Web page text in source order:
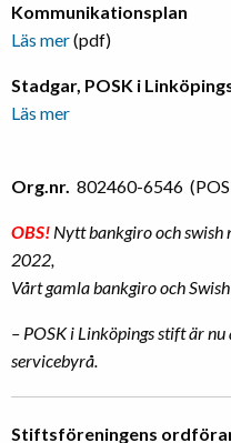
Kommunikationsplan
Läs mer(pdf)
Stadgar, POSK i
Läs mer
Org.nr. 802460-6546
OBS! Nytt bankgiro och
2022,
Vårt gamla bankgiro och
– POSK i Linköpings stift är
servicebyrå.
Stiftsföreningens